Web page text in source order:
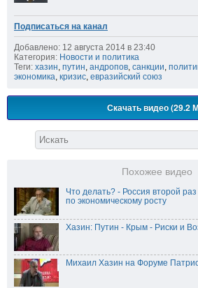
Подписаться на канал
Добавлено: 12 августа 2014 в 23:40
Категория: Новости и политика
Теги: хазин, путин, андропов, санкции,
экономика, кризис, евразийский союз
Скачать видео (29.2
Похожее видео
Что делать? - Россия второй
по экономическому росту
Хазин: Путин - Крым - Риски и
Михаил Хазин на Форуме